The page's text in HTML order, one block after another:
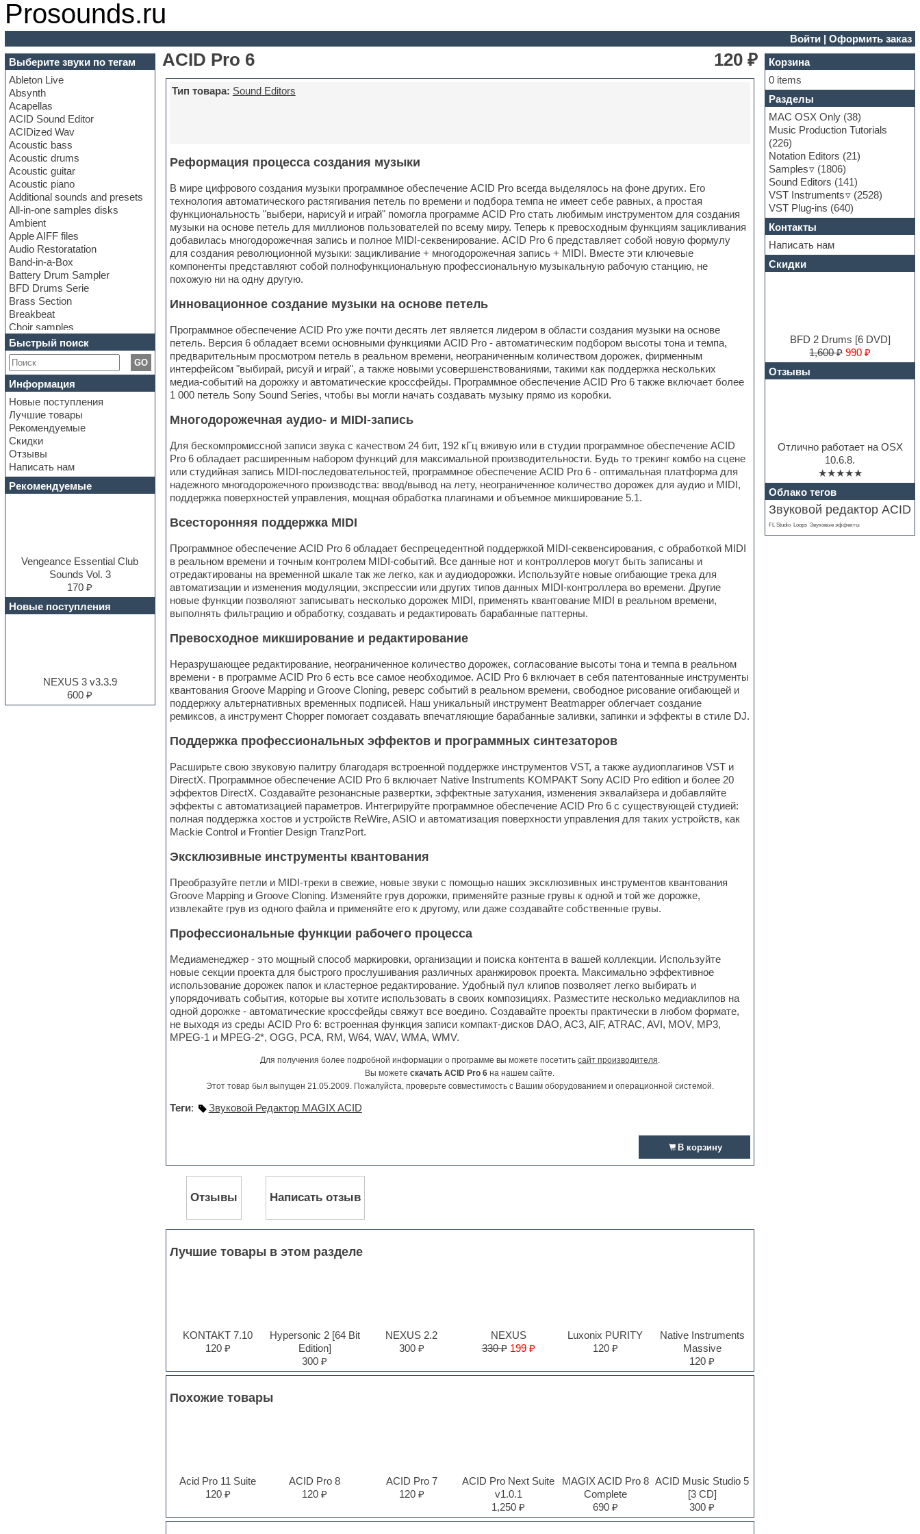
Prosounds.ru
Войти |Оформить заказ
Выберите звуки по тегам
Ableton Live
Absynth
Acapellas
ACID Sound Editor
ACIDized Wav
Acoustic bass
Acoustic drums
Acoustic guitar
Acoustic piano
Additional sounds and presets
All-in-one samples disks
Ambient
Apple AIFF files
Audio Restoratation
Band-in-a-Box
Battery Drum Sampler
BFD Drums Serie
Brass Section
Breakbeat
Choir samples
Chris Hein Samples
Cinematic samples
Club bass
Club leads
Club sounds
Construction kits
Convolution
Cubase
Dance drums
Dance music production
tutorials
DAW
Disco samples
Dubstep
E-MU Samples
Electric guitar
Electric piano
EXS24 Instruments
FL Studio
Быстрый поиск
GO
Информация
Новые поступления
Лучшие товары
Рекомендуемые
Скидки
Отзывы
Написать нам
Рекомендуемые
Vengeance Essential Club
Sounds Vol. 3
170 ₽
Новые поступления
NEXUS 3 v3.3.9
600 ₽
ACID Pro 6 120 ₽
Тип товара: Sound Editors
Реформация процесса создания музыки
В мире цифрового создания музыки программное обеспечение ACID Pro всегда выделялось на фоне других. Его
технология автоматического растягивания петель по времени и подбора темпа не имеет себе равных, а простая
функциональность "выбери, нарисуй и играй" помогла программе ACID Pro стать любимым инструментом для создания
музыки на основе петель для миллионов пользователей по всему миру. Теперь к превосходным функциям зацикливания
добавилась многодорожечная запись и полное MIDI-секвенирование. ACID Pro 6 представляет собой новую формулу
для создания революционной музыки: зацикливание + многодорожечная запись + MIDI. Вместе эти ключевые
компоненты представляют собой полнофункциональную профессиональную музыкальную рабочую станцию, не
похожую ни на одну другую.
Инновационное создание музыки на основе петель
Программное обеспечение ACID Pro уже почти десять лет является лидером в области создания музыки на основе
петель. Версия 6 обладает всеми основными функциями ACID Pro - автоматическим подбором высоты тона и темпа,
предварительным просмотром петель в реальном времени, неограниченным количеством дорожек, фирменным
интерфейсом "выбирай, рисуй и играй", а также новыми усовершенствованиями, такими как поддержка нескольких
медиа-событий на дорожку и автоматические кроссфейды. Программное обеспечение ACID Pro 6 также включает более
1 000 петель Sony Sound Series, чтобы вы могли начать создавать музыку прямо из коробки.
Многодорожечная аудио- и MIDI-запись
Для бескомпромиссной записи звука с качеством 24 бит, 192 кГц вживую или в студии программное обеспечение ACID
Pro 6 обладает расширенным набором функций для максимальной производительности. Будь то трекинг комбо на сцене
или студийная запись MIDI-последовательностей, программное обеспечение ACID Pro 6 - оптимальная платформа для
надежного многодорожечного производства: ввод/вывод на лету, неограниченное количество дорожек для аудио и MIDI,
поддержка поверхностей управления, мощная обработка плагинами и объемное микширование 5.1.
Всесторонняя поддержка MIDI
Программное обеспечение ACID Pro 6 обладает беспрецедентной поддержкой MIDI-секвенсирования, с обработкой MIDI
в реальном времени и точным контролем MIDI-событий. Все данные нот и контроллеров могут быть записаны и
отредактированы на временной шкале так же легко, как и аудиодорожки. Используйте новые огибающие трека для
автоматизации и изменения модуляции, экспрессии или других типов данных MIDI-контроллера во времени. Другие
новые функции позволяют записывать несколько дорожек MIDI, применять квантование MIDI в реальном времени,
выполнять фильтрацию и обработку, создавать и редактировать барабанные паттерны.
Превосходное микширование и редактирование
Неразрушающее редактирование, неограниченное количество дорожек, согласование высоты тона и темпа в реальном
времени - в программе ACID Pro 6 есть все самое необходимое. ACID Pro 6 включает в себя патентованные инструменты
квантования Groove Mapping и Groove Cloning, реверс событий в реальном времени, свободное рисование огибающей и
поддержку альтернативных временных подписей. Наш уникальный инструмент Beatmapper облегчает создание
ремиксов, а инструмент Chopper помогает создавать впечатляющие барабанные заливки, запинки и эффекты в стиле DJ.
Поддержка профессиональных эффектов и программных синтезаторов
Расширьте свою звуковую палитру благодаря встроенной поддержке инструментов VST, а также аудиоплагинов VST и
DirectX. Программное обеспечение ACID Pro 6 включает Native Instruments KOMPAKT Sony ACID Pro edition и более 20
эффектов DirectX. Создавайте резонансные развертки, эффектные затухания, изменения эквалайзера и добавляйте
эффекты с автоматизацией параметров. Интегрируйте программное обеспечение ACID Pro 6 с существующей студией:
полная поддержка хостов и устройств ReWire, ASIO и автоматизация поверхности управления для таких устройств, как
Mackie Control и Frontier Design TranzPort.
Эксклюзивные инструменты квантования
Преобразуйте петли и MIDI-треки в свежие, новые звуки с помощью наших эксклюзивных инструментов квантования
Groove Mapping и Groove Cloning. Изменяйте грув дорожки, применяйте разные грувы к одной и той же дорожке,
извлекайте грув из одного файла и применяйте его к другому, или даже создавайте собственные грувы.
Профессиональные функции рабочего процесса
Медиаменеджер - это мощный способ маркировки, организации и поиска контента в вашей коллекции. Используйте
новые секции проекта для быстрого прослушивания различных аранжировок проекта. Максимально эффективное
использование дорожек папок и кластерное редактирование. Удобный пул клипов позволяет легко выбирать и
упорядочивать события, которые вы хотите использовать в своих композициях. Разместите несколько медиаклипов на
одной дорожке - автоматические кроссфейды свяжут все воедино. Создавайте проекты практически в любом формате,
не выходя из среды ACID Pro 6: встроенная функция записи компакт-дисков DAO, AC3, AIF, ATRAC, AVI, MOV, MP3,
MPEG-1 и MPEG-2*, OGG, PCA, RM, W64, WAV, WMA, WMV.
Для получения более подробной информации о программе вы можете посетить сайт производителя.
Вы можетескачать ACID Pro 6 на нашем сайте.
Этот товар был выпущен 21.05.2009. Пожалуйста, проверьте совместимость с Вашим оборудованием и операционной системой.
Теги: Звуковой Редактор MAGIX ACID
В корзину
Отзывы Написать отзыв
Лучшие товары в этом разделе
KONTAKT 7.10
120 ₽
Hypersonic 2 [64 Bit
Edition]
300 ₽
NEXUS 2.2
300 ₽
NEXUS
330 ₽ 199 ₽
Luxonix PURITY
120 ₽
Native Instruments
Massive
120 ₽
Похожие товары
Acid Pro 11 Suite
120 ₽
ACID Pro 8
120 ₽
ACID Pro 7
120 ₽
ACID Pro Next Suite
v1.0.1
1,250 ₽
MAGIX ACID Pro 8
Complete
690 ₽
ACID Music Studio 5
[3 CD]
300 ₽
Корзина
0 items
Разделы
MAC OSX Only (38)
Music Production Tutorials
(226)
Notation Editors (21)
Samples
(1806)
Sound Editors (141)
VST Instruments
(2528)
VST Plug-ins (640)
Контакты
Написать нам
Скидки
BFD 2 Drums [6 DVD]
1,600 ₽ 990 ₽
Отзывы
Отлично работает на OSX
10.6.8.
★★★★★
Облако тегов
Звуковой редактор ACID
FL Studio Loops Звуковые эффекты